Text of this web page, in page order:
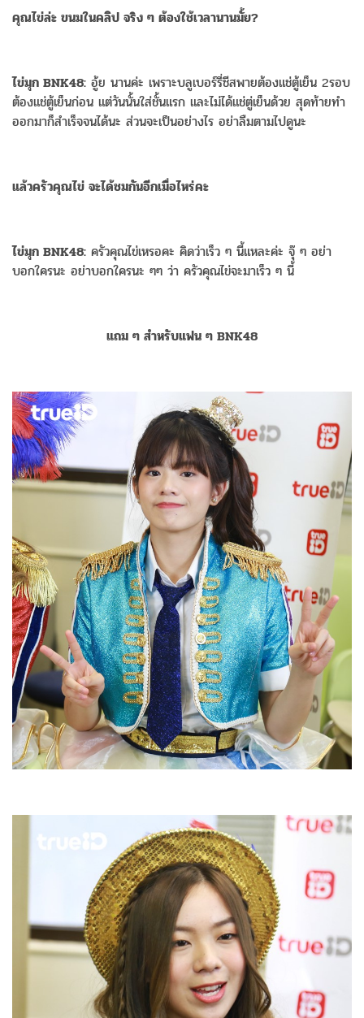
คุณไข่ล่ะ ขนมในคลิป จริง ๆ ต้องใช้เวลานานมั้ย?
ไข่มุก BNK48: อู้ย นานค่ะ เพราะบลูเบอร์รี่ชีสพายต้องแช่ตู้เย็น 2รอบ
ต้องแช่ตู้เย็นก่อน แต่วันนั้นใส่ชั้นแรก และไม่ได้แช่ตู่เย็นด้วย สุดท้ายทำ
ออกมาก็สำเร็จจนได้นะ ส่วนจะเป็นอย่างไร อย่าลืมตามไปดูนะ
แล้วครัวคุณไข่ จะได้ชมกันอีกเมื่อไหร่คะ
ไข่มุก BNK48: ครัวคุณไข่เหรอคะ คิดว่าเร็ว ๆ นี้แหละค่ะ จุ๊ ๆ อย่า
บอกใครนะ อย่าบอกใครนะ ๆๆ ว่า ครัวคุณไข่จะมาเร็ว ๆ นี้
แถม ๆ สำหรับแฟน ๆ BNK48